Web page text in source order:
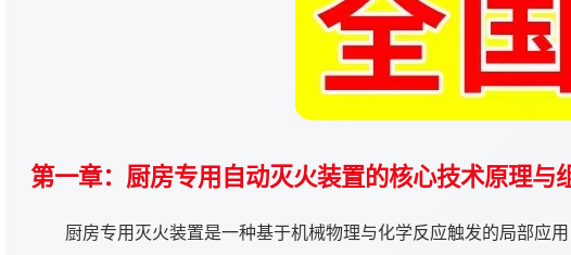
第一章：厨房专用自动灭火装置的核心技术原理与
厨房专用灭火装置是一种基于机械物理与化学反应触发的局部应